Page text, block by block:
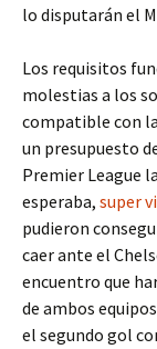
lo disputarán el
Los requisitos
molestias a los
compatible con
un presupuesto
Premier League
esperaba, super
pudieron
caer ante el
encuentro que
de ambos
el segundo gol